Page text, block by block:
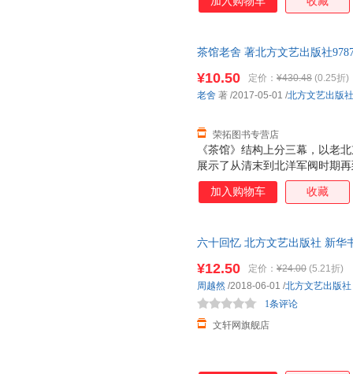
茶馆老舍 著北方文艺出版社
《茶馆》结构上分三幕，以老
展示了从清末到北洋军阀时期
貌和各阶层的不同人物的生活
九流人物，出人于这家大茶馆
的太监、信奉洋教的教士、穷
一个人物形象的轮廓来”。作品
经营，描写他虽然精明圆滑、
反映了中
¥10.50 定价： ¥430.48 (0.25折)
荣拓图书专营店
老舍 著 /2017-05-01 /北方文艺出版社
加入购物车 收藏
六十回忆 北方文艺出版社 新华
¥12.50 定价： ¥24.00 (5.21折)
文轩网旗舰店
1条评论
周越然 /2018-06-01 /北方文艺出版社